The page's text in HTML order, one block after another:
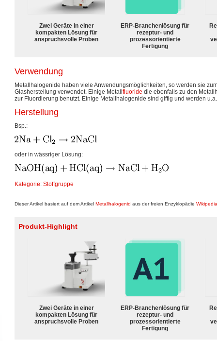
Zwei Geräte in einer
kompakten Lösung für
anspruchsvolle Proben
ERP-Branchenlösung für
rezeptur- und
prozessorientierte
Fertigung
Verwendung
Metallhalogenide haben viele Anwendungsmöglichkeiten, so werden sie
Glasherstellung verwendet. Einige Metallfluoride die ebenfalls zu den
zur Fluordierung benutzt. Einige Metallhalogenide sind giftig und werden
Herstellung
Bsp.:
oder in wässriger Lösung:
Kategorie: Stoffgruppe
Dieser Artikel basiert auf dem Artikel Metallhalogenid aus der freien Enzyklopädie Wikipedia
Produkt-Highlight
Zwei Geräte in einer
kompakten Lösung für
anspruchsvolle Proben
ERP-Branchenlösung für
rezeptur- und
prozessorientierte
Fertigung